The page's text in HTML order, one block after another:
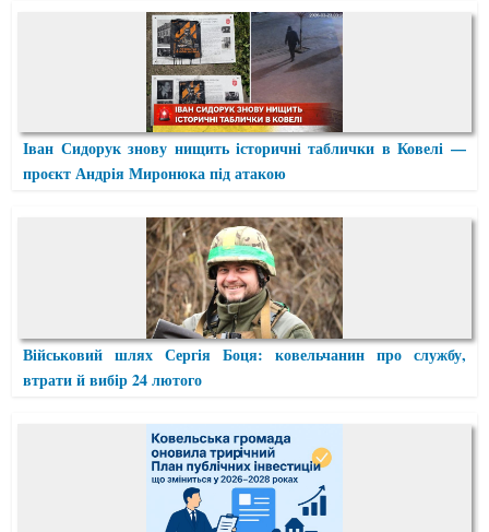
Іван Сидорук знову нищить історичні таблички в Ковелі —
проєкт Андрія Миронюка під атакою
Військовий шлях Сергія Боця: ковельчанин про службу,
втрати й вибір 24 лютого